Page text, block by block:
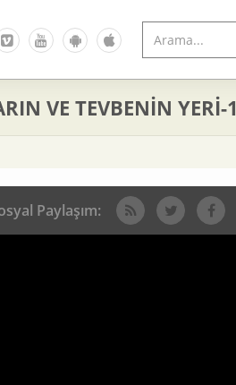
VE TEVBENİN YERİ-1
Paylaşım: